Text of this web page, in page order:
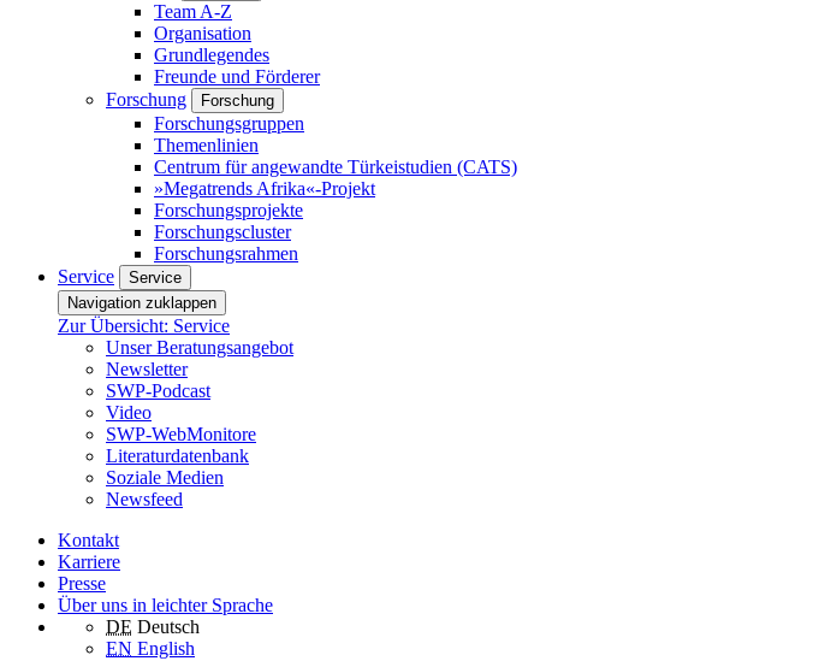
Team A-Z
Organisation
Grundlegendes
Freunde und Förderer
Forschung
Forschung
Forschungsgruppen
Themenlinien
Centrum für angewandte Türkeistudien (CATS)
»Megatrends Afrika«-Projekt
Forschungsprojekte
Forschungscluster
Forschungsrahmen
Service
Service
Navigation zuklappen
Zur Übersicht: Service
Unser Beratungsangebot
Newsletter
SWP-Podcast
Video
SWP-WebMonitore
Literaturdatenbank
Soziale Medien
Newsfeed
Kontakt
Karriere
Presse
Über uns in leichter Sprache
DE Deutsch
EN English